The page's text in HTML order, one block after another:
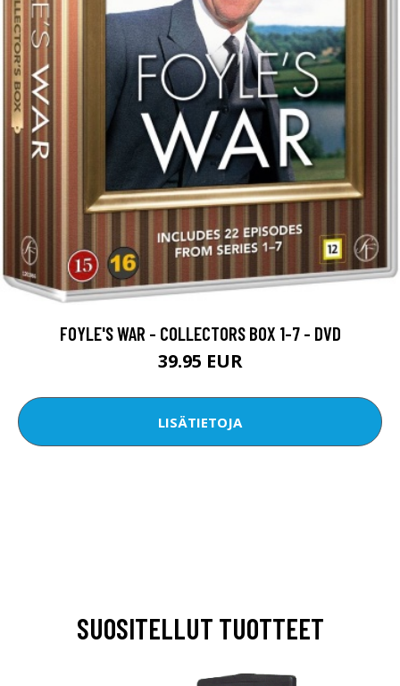
FOYLE'S WAR - COLLECTORS BOX 1-7 - DVD
39.95 EUR
LISÄTIETOJA
SUOSITELLUT TUOTTEET